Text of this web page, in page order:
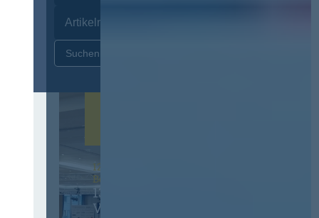
12. & 13. November 2026 in
Berlin
13. Deutscher
Vergabetag